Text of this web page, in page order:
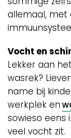
allemaal, met
Vocht en
Lekker aan
wasrek?
name bij
werkplek en
sowieso eens
veel vocht zit.